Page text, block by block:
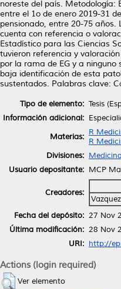
noreste del país. Metodología:
entre el 1o de enero 2019-31
pensionado, entre 20-75
cuenta con referencia o
Estadístico para las Ciencias
tuvieron referencia y
por la rama de EG y a ninguno
baja identificación de esta
sustentados. Palabras clave:
Tipo de elemento: Tesis
Información adicional:
Materias: R
R
Divisiones: Medicina
Usuario depositante: MCP
Creadores:
Fecha del depósito: 27 Nov
Última modificación: 28 Nov
URI: http://
Actions (login required)
Ver elemento